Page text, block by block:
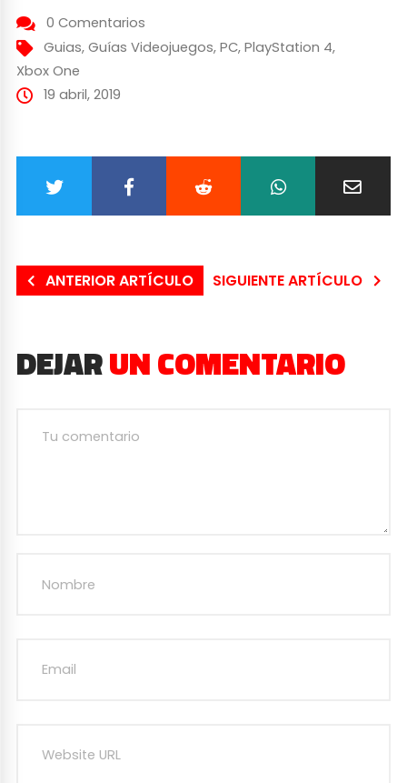
0 Comentarios
Guias, Guías Videojuegos, PC, PlayStation 4,
Xbox One
19 abril, 2019
ANTERIOR ARTÍCULO SIGUIENTE ARTÍCULO
DEJARUN COMENTARIO